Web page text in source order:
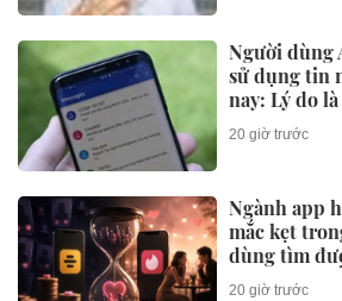
Người dùng
sử dụng tin
nay: Lý do
20 giờ trước
Ngành app
mắc kẹt
dùng tìm
là công ty
20 giờ trước